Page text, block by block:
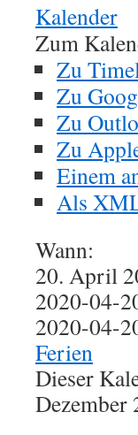
Kalender
Zum
Zu
Zu
Zu
Zu
Einem
Als
Wann:
20. April
2020-04-
2020-04-
Ferien
Dieser
Dezember